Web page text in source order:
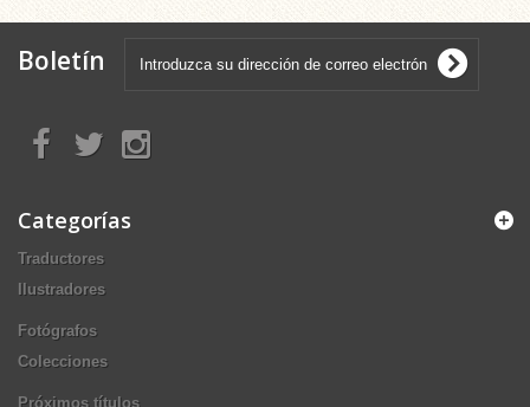
Boletín
Categorías
Traductores
Ilustradores
Fotógrafos
Colecciones
Próximos títulos